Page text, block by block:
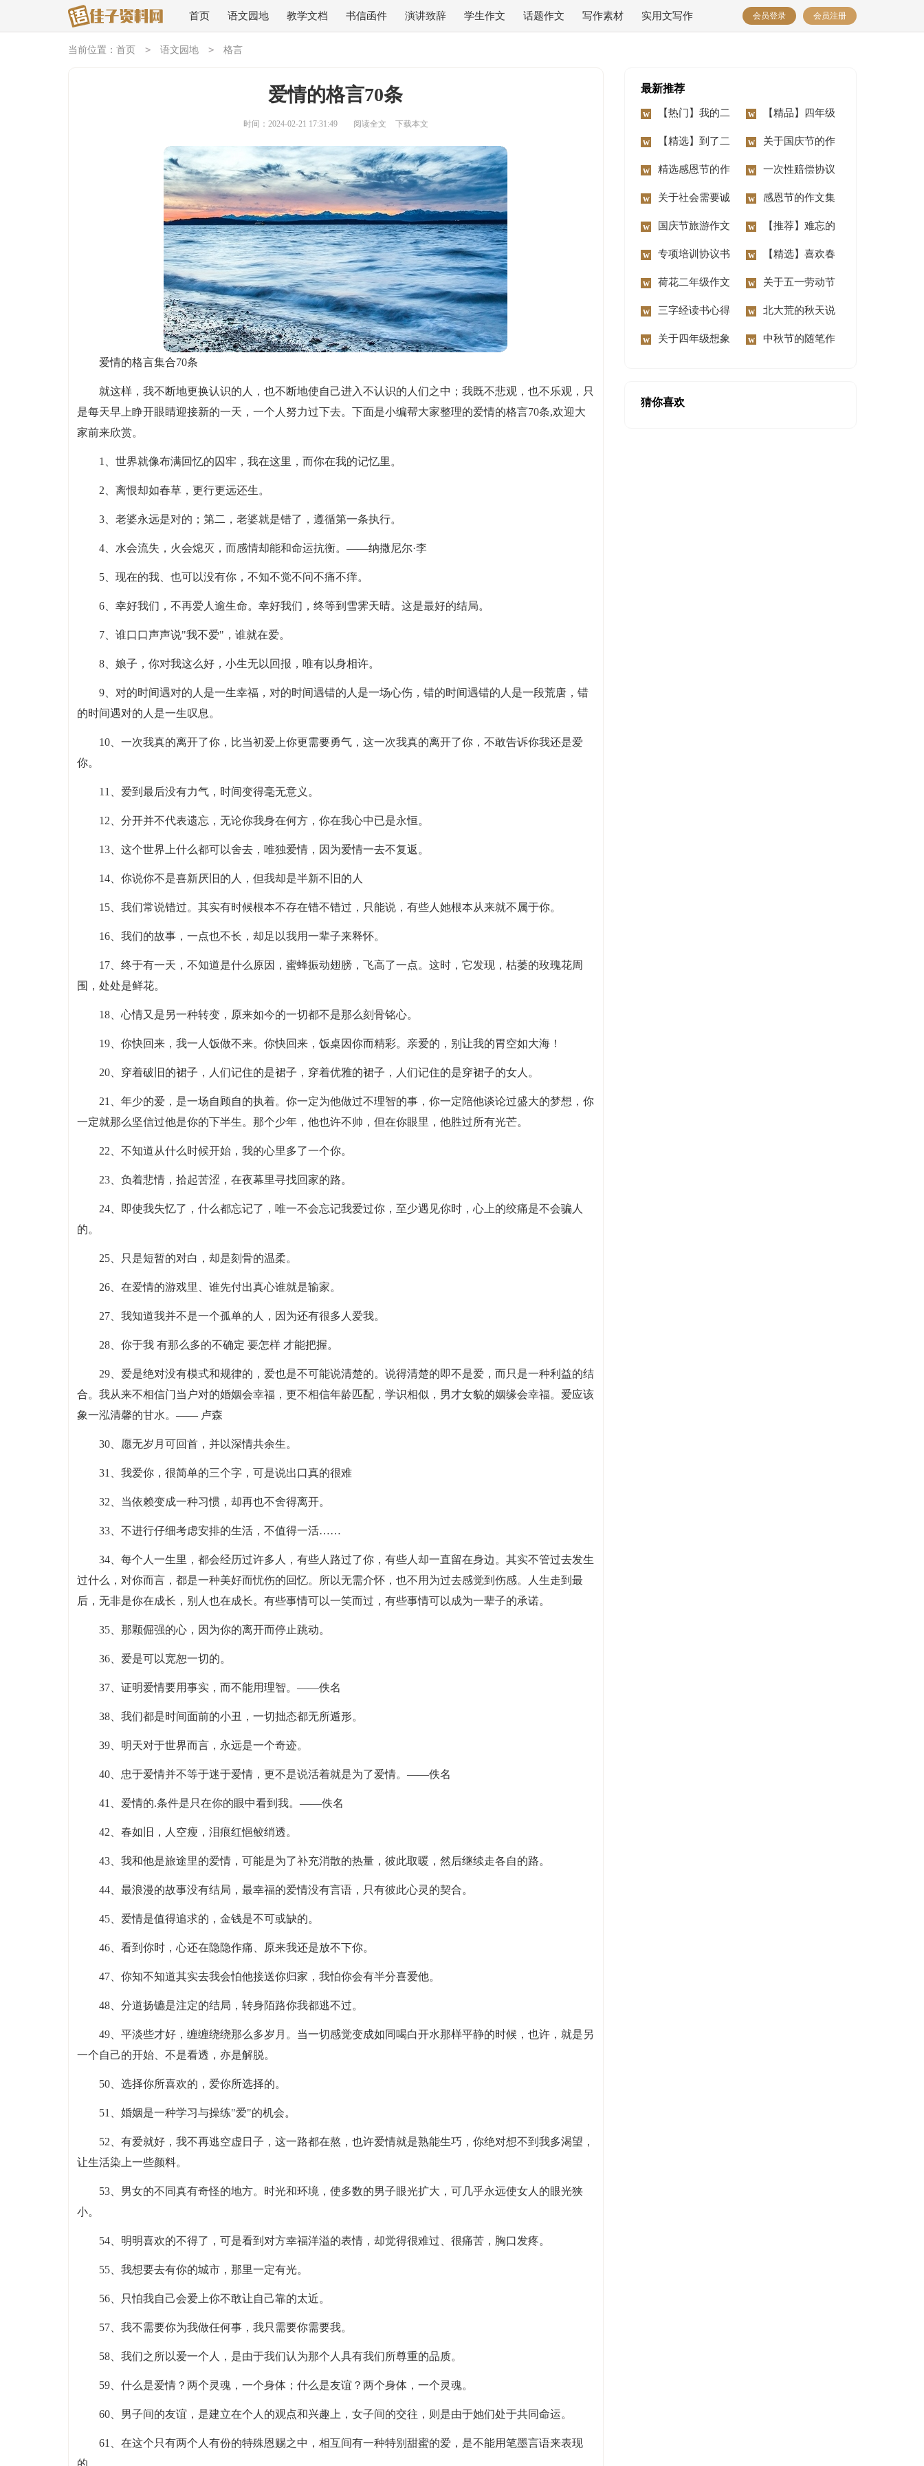
首页 语文园地 教学文档 书信函件 演讲致辞 学生作文 话题作文 写作素材 实用文写作 会员登录 会员注册
当前位置： 首页 > 语文园地 > 格言
爱情的格言70条
时间：2024-02-21 17:31:49 阅读全文 下载本文
爱情的格言集合70条
就这样，我不断地更换认识的人，也不断地使自己进入不认识的人们之中；我既不悲观，也不乐观，只
是每天早上睁开眼睛迎接新的一天，一个人努力过下去。下面是小编帮大家整理的爱情的格言70条,欢迎大
家前来欣赏。
1、世界就像布满回忆的囚牢，我在这里，而你在我的记忆里。
2、离恨却如春草，更行更远还生。
3、老婆永远是对的；第二，老婆就是错了，遵循第一条执行。
4、水会流失，火会熄灭，而感情却能和命运抗衡。——纳撒尼尔·李
5、现在的我、也可以没有你，不知不觉不问不痛不痒。
6、幸好我们，不再爱人逾生命。幸好我们，终等到雪霁天晴。这是最好的结局。
7、谁口口声声说"我不爱"，谁就在爱。
8、娘子，你对我这么好，小生无以回报，唯有以身相许。
9、对的时间遇对的人是一生幸福，对的时间遇错的人是一场心伤，错的时间遇错的人是一段荒唐，错
的时间遇对的人是一生叹息。
10、一次我真的离开了你，比当初爱上你更需要勇气，这一次我真的离开了你，不敢告诉你我还是爱
你。
11、爱到最后没有力气，时间变得毫无意义。
12、分开并不代表遗忘，无论你我身在何方，你在我心中已是永恒。
13、这个世界上什么都可以舍去，唯独爱情，因为爱情一去不复返。
14、你说你不是喜新厌旧的人，但我却是半新不旧的人
15、我们常说错过。其实有时候根本不存在错不错过，只能说，有些人她根本从来就不属于你。
16、我们的故事，一点也不长，却足以我用一辈子来释怀。
17、终于有一天，不知道是什么原因，蜜蜂振动翅膀，飞高了一点。这时，它发现，枯萎的玫瑰花周
围，处处是鲜花。
18、心情又是另一种转变，原来如今的一切都不是那么刻骨铭心。
19、你快回来，我一人饭做不来。你快回来，饭桌因你而精彩。亲爱的，别让我的胃空如大海！
20、穿着破旧的裙子，人们记住的是裙子，穿着优雅的裙子，人们记住的是穿裙子的女人。
21、年少的爱，是一场自顾自的执着。你一定为他做过不理智的事，你一定陪他谈论过盛大的梦想，你
一定就那么坚信过他是你的下半生。那个少年，他也许不帅，但在你眼里，他胜过所有光芒。
22、不知道从什么时候开始，我的心里多了一个你。
23、负着悲情，拾起苦涩，在夜幕里寻找回家的路。
24、即使我失忆了，什么都忘记了，唯一不会忘记我爱过你，至少遇见你时，心上的绞痛是不会骗人
的。
25、只是短暂的对白，却是刻骨的温柔。
26、在爱情的游戏里、谁先付出真心谁就是输家。
27、我知道我并不是一个孤单的人，因为还有很多人爱我。
28、你于我 有那么多的不确定 要怎样 才能把握。
29、爱是绝对没有模式和规律的，爱也是不可能说清楚的。说得清楚的即不是爱，而只是一种利益的结
合。我从来不相信门当户对的婚姻会幸福，更不相信年龄匹配，学识相似，男才女貌的姻缘会幸福。爱应该
象一泓清馨的甘水。—— 卢森
30、愿无岁月可回首，并以深情共余生。
31、我爱你，很简单的三个字，可是说出口真的很难
32、当依赖变成一种习惯，却再也不舍得离开。
33、不进行仔细考虑安排的生活，不值得一活……
34、每个人一生里，都会经历过许多人，有些人路过了你，有些人却一直留在身边。其实不管过去发生
过什么，对你而言，都是一种美好而忧伤的回忆。所以无需介怀，也不用为过去感觉到伤感。人生走到最
后，无非是你在成长，别人也在成长。有些事情可以一笑而过，有些事情可以成为一辈子的承诺。
35、那颗倔强的心，因为你的离开而停止跳动。
36、爱是可以宽恕一切的。
37、证明爱情要用事实，而不能用理智。——佚名
38、我们都是时间面前的小丑，一切拙态都无所遁形。
39、明天对于世界而言，永远是一个奇迹。
40、忠于爱情并不等于迷于爱情，更不是说活着就是为了爱情。——佚名
41、爱情的.条件是只在你的眼中看到我。——佚名
42、春如旧，人空瘦，泪痕红悒鲛绡透。
43、我和他是旅途里的爱情，可能是为了补充消散的热量，彼此取暖，然后继续走各自的路。
44、最浪漫的故事没有结局，最幸福的爱情没有言语，只有彼此心灵的契合。
45、爱情是值得追求的，金钱是不可或缺的。
46、看到你时，心还在隐隐作痛、原来我还是放不下你。
47、你知不知道其实去我会怕他接送你归家，我怕你会有半分喜爱他。
48、分道扬镳是注定的结局，转身陌路你我都逃不过。
49、平淡些才好，缠缠绕绕那么多岁月。当一切感觉变成如同喝白开水那样平静的时候，也许，就是另
一个自己的开始、不是看透，亦是解脱。
50、选择你所喜欢的，爱你所选择的。
51、婚姻是一种学习与操练"爱"的机会。
52、有爱就好，我不再逃空虚日子，这一路都在熬，也许爱情就是熟能生巧，你绝对想不到我多渴望，
让生活染上一些颜料。
53、男女的不同真有奇怪的地方。时光和环境，使多数的男子眼光扩大，可几乎永远使女人的眼光狭
小。
54、明明喜欢的不得了，可是看到对方幸福洋溢的表情，却觉得很难过、很痛苦，胸口发疼。
55、我想要去有你的城市，那里一定有光。
56、只怕我自己会爱上你不敢让自己靠的太近。
57、我不需要你为我做任何事，我只需要你需要我。
58、我们之所以爱一个人，是由于我们认为那个人具有我们所尊重的品质。
59、什么是爱情？两个灵魂，一个身体；什么是友谊？两个身体，一个灵魂。
60、男子间的友谊，是建立在个人的观点和兴趣上，女子间的交往，则是由于她们处于共同命运。
61、在这个只有两个人有份的特殊恩赐之中，相互间有一种特别甜蜜的爱，是不能用笔墨言语来表现
的。
最新推荐
【热门】我的二
年级作文锦集7篇
【精品】四年级
动物作文10篇
【精选】到了二
年级作文锦集七篇
关于国庆节的作
文汇编15篇
精选感恩节的作
文400字3篇
一次性赔偿协议
书
关于社会需要诚
信作文3篇
感恩节的作文集
合15篇
国庆节旅游作文
14篇
【推荐】难忘的
事二年级作文合集八
篇
专项培训协议书 【精选】喜欢春
节作文三篇
荷花二年级作文
300字锦集六篇
关于五一劳动节
慰问信范文汇编8篇
三字经读书心得
体会
北大荒的秋天说
课稿
关于四年级想象 中秋节的随笔作
猜你喜欢